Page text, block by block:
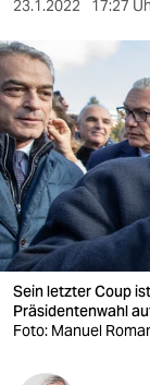
sport
berlin
nord
wahrheit
verlag
verlag
23.1.2022 17:27
Sein letzter Coup
Präsidentenwahl
Foto: Manuel